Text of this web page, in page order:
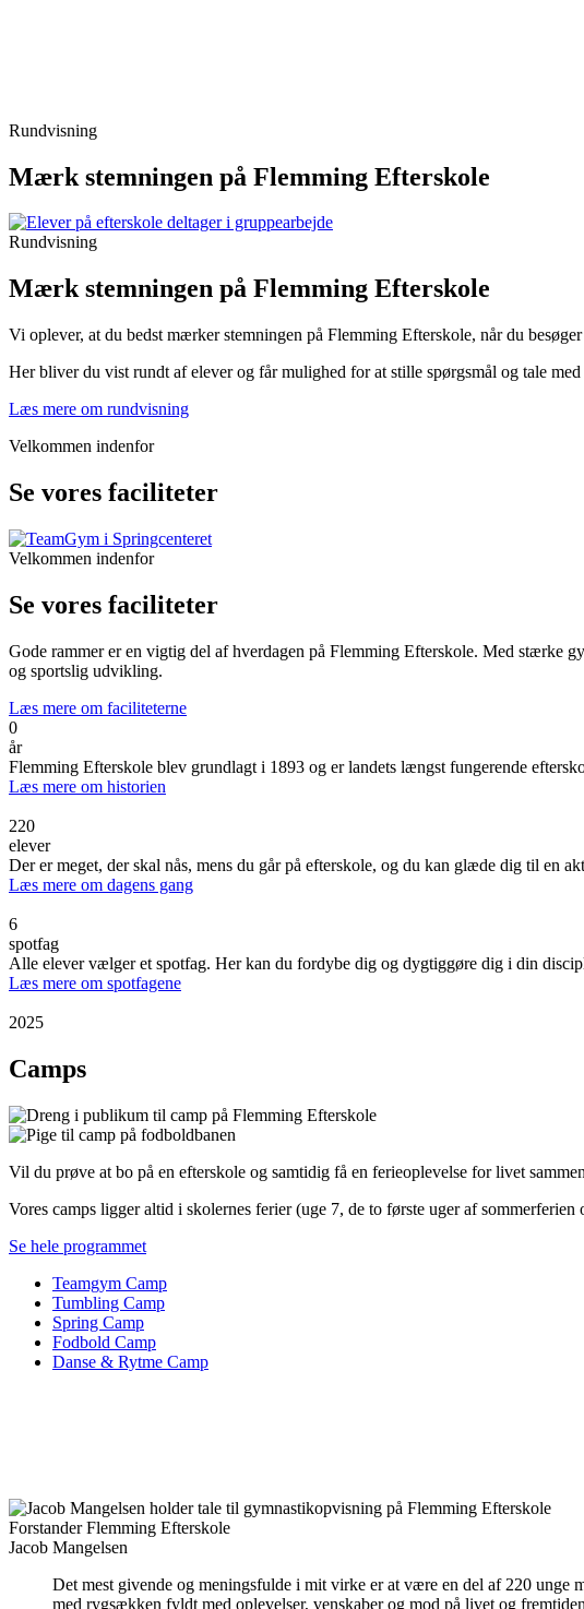
Rundvisning
Mærk stemningen på Flemming Efterskole
Rundvisning
Mærk stemningen på Flemming Efterskole
Vi oplever, at du bedst mærker stemningen på Flemming Efterskole, når du
Her bliver du vist rundt af elever og får mulighed for at stille spørgsmål og tale med
Læs mere om rundvisning
Velkommen indenfor
Se vores faciliteter
Velkommen indenfor
Se vores faciliteter
Gode rammer er en vigtig del af hverdagen på Flemming Efterskole. Med stærke
og sportslig udvikling.
Læs mere om faciliteterne
0
år
Flemming Efterskole blev grundlagt i 1893 og er landets længst fungerende
Læs mere om historien
220
elever
Der er meget, der skal nås, mens du går på efterskole, og du kan glæde dig til en
Læs mere om dagens gang
6
spotfag
Alle elever vælger et spotfag. Her kan du fordybe dig og dygtiggøre dig i din
Læs mere om spotfagene
2025
Camps
Vil du prøve at bo på en efterskole og samtidig få en ferieoplevelse for livet
Vores camps ligger altid i skolernes ferier (uge 7, de to første uger af
Se hele programmet
Teamgym Camp
Tumbling Camp
Spring Camp
Fodbold Camp
Danse & Rytme Camp
Forstander Flemming Efterskole
Jacob Mangelsen
Det mest givende og meningsfulde i mit virke er at være en del af 220 unge
med rygsækken fyldt med oplevelser, venskaber og mod på livet og